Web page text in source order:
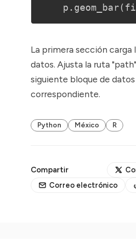
    p
. geom_bar(
La primera sección carga
datos. Ajusta la ruta
siguiente bloque de
correspondiente.
Python México R
Compartir
Correo electrónico